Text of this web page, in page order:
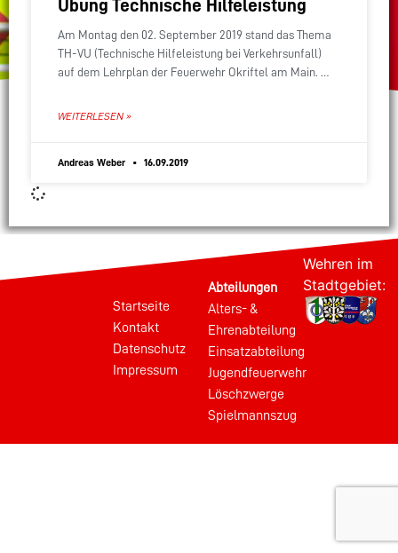
Übung Technische Hilfeleistung
Am Montag den 02. September 2019 stand das Thema
TH-VU (Technische Hilfeleistung bei Verkehrsunfall)
auf dem Lehrplan der Feuerwehr Okriftel am Main. Wie
WEITERLESEN »
Andreas Weber 16.09.2019
Startseite
Kontakt
Datenschutz
Impressum
Abteilungen
Alters- &
Ehrenabteilung
Einsatzabteilung
Jugendfeuerwehr
Löschzwerge
Spielmannszug
Wehren im
Stadtgebiet: